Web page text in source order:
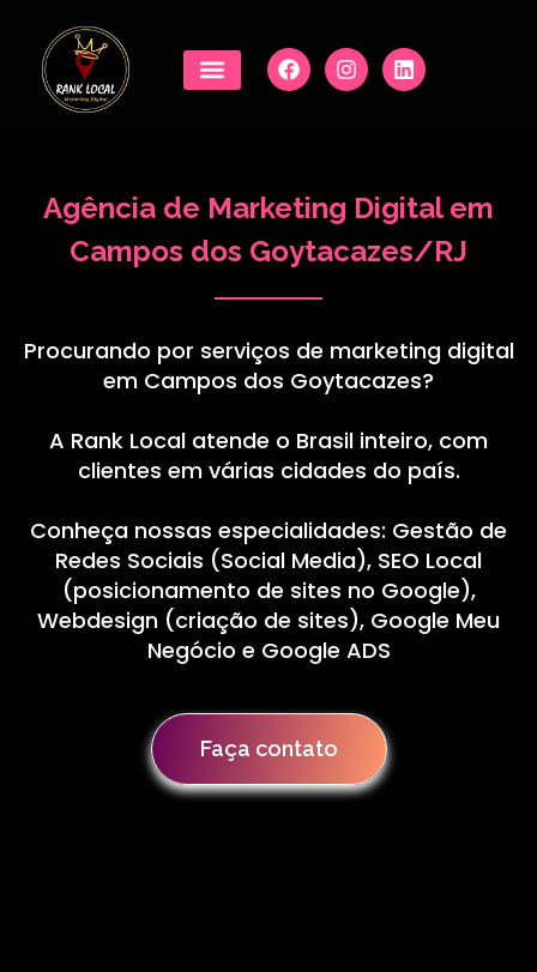
Agência de Marketing Digital em
Campos dos Goytacazes/RJ
Procurando por serviços de marketing digital
em Campos dos Goytacazes?
A Rank Local atende o Brasil inteiro, com
clientes em várias cidades do país.
Conheça nossas especialidades: Gestão de
Redes Sociais (Social Media), SEO Local
(posicionamento de sites no Google),
Webdesign (criação de sites), Google Meu
Negócio e Google ADS
Faça contato